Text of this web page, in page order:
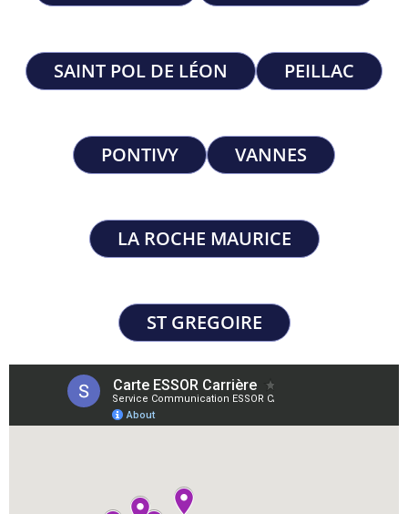
SAINT POL DE LÉON PEILLAC
PONTIVY VANNES
LA ROCHE MAURICE
ST GREGOIRE